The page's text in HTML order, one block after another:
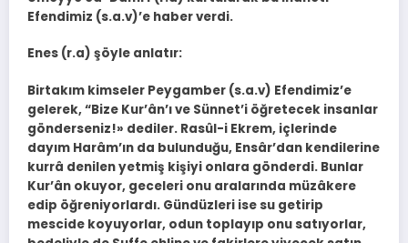
Efendimiz (s.a.v)’e haber verdi.
Enes (r.a) şöyle anlatır:
Birtakım kimseler Peygamber (s.a.v) Efendimiz’e
gelerek, “Bize Kur’ân’ı ve Sünnet’i öğretecek insanlar
gönderseniz!» dediler. Rasûl-i Ekrem, içlerinde
dayım Harâm’ın da bulunduğu, Ensâr’dan kendilerine
kurrâ denilen yetmiş kişiyi onlara gönderdi. Bunlar
Kur’ân okuyor, geceleri onu aralarında müzâkere
edip öğreniyorlardı. Gündüzleri ise su getirip
mescide koyuyorlar, odun toplayıp onu satıyorlar,